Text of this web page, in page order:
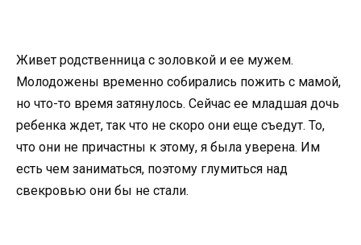
Живет родственница с золовкой и ее мужем.
Молодожены временно собирались пожить с мамой,
но что-то время затянулось. Сейчас ее младшая дочь
ребенка ждет, так что не скоро они еще съедут. То,
что они не причастны к этому, я была уверена. Им
есть чем заниматься, поэтому глумиться над
свекровью они бы не стали.